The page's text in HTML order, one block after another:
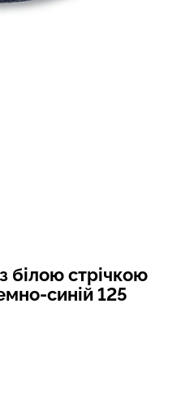
стрічкою
синій 125